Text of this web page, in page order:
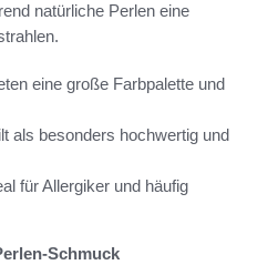
natürliche Perlen eine
eine große Farbpalette und
als besonders hochwertig und
für Allergiker und häufig
Schmuck